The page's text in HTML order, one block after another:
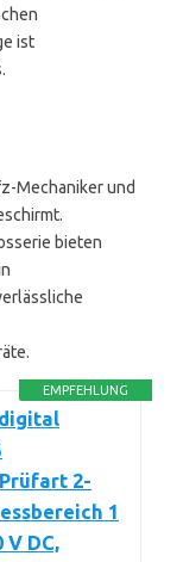
ist
Mechaniker und
bieten
EMPFEHLUNG
digital
2-
1
V DC,